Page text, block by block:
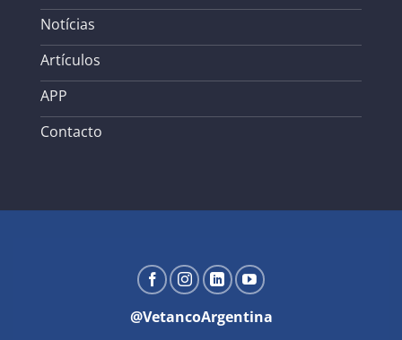
Notícias
Artículos
APP
Contacto
@VetancoArgentina